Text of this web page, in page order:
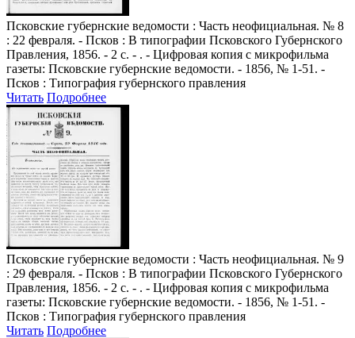
Псковские губернские ведомости : Часть неофициальная. № 8
: 22 февраля. - Псков : В типографии Псковского Губернского
Правления, 1856. - 2 с. - . - Цифровая копия с микрофильма
газеты: Псковские губернские ведомости. - 1856, № 1-51. -
Псков : Типография губернского правления
Читать Подробнее
Псковские губернские ведомости : Часть неофициальная. № 9
: 29 февраля. - Псков : В типографии Псковского Губернского
Правления, 1856. - 2 с. - . - Цифровая копия с микрофильма
газеты: Псковские губернские ведомости. - 1856, № 1-51. -
Псков : Типография губернского правления
Читать Подробнее